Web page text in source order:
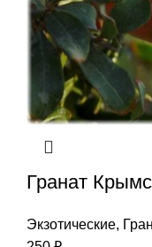
Гранат
Экзотические,